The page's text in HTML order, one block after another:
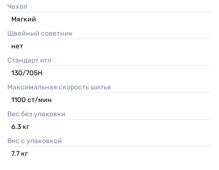
Чехол
Мягкий
Швейный советник
нет
Стандарт игл
130/705H
Максимальная скорость шитья
1100 ст/мин
Вес без упаковки
6.3 кг
Вес с упаковкой
7.7 кг